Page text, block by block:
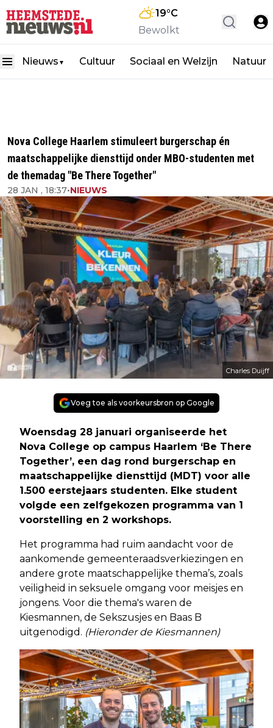
19°C
Bewolkt
Nieuws ▼ Cultuur Sociaal en Welzijn Natuur
Nova College Haarlem stimuleert burgerschap én
maatschappelijke diensttijd onder MBO-studenten met
de themadag "Be There Together"
28 JAN , 18:37•NIEUWS
Charles Duijff
Voeg toe als voorkeursbron op Google
Woensdag 28 januari organiseerde het
Nova College op campus Haarlem ‘Be There
Together’, een dag rond burgerschap en
maatschappelijke diensttijd (MDT) voor alle
1.500 eerstejaars studenten. Elke student
volgde een zelfgekozen programma van 1
voorstelling en 2 workshops.
Het programma had ruim aandacht voor de
aankomende gemeenteraadsverkiezingen en
andere grote maatschappelijke thema’s, zoals
veiligheid in seksuele omgang voor meisjes en
jongens. Voor die thema's waren de
Kiesmannen, de Sekszusjes en Baas B
uitgenodigd. (Hieronder de Kiesmannen)